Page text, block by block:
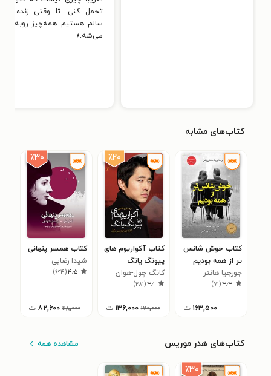
تحمل کنی. تا وقتی زنده و
سالم هستیم همه‌چیز روبه‌راه
می‌شه.»
کتاب‌های مشابه
کتاب خوش شانس
تر از همه بودیم
جورجیا هانتر
۴٫۴(۷۱)
۱۶۳,۵۰۰ ت
٪۲۰
کتاب آکواریوم‌ های
پیونگ یانگ
کانگ چول-هوان
۴٫۱(۲۸۱)
۱۷۰,۰۰۰ ۱۳۶,۰۰۰ ت
٪۳۰
کتاب همسر پنهانی
شیدا رضایی
۴٫۵(۶۹۴)
۱۱۸,۰۰۰ ۸۲,۶۰۰ ت
کتاب‌های هدر موریس مشاهده همه
٪۳۰